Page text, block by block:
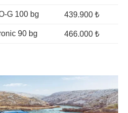
G 100 bg 439.900 ₺
90 bg 466.000 ₺